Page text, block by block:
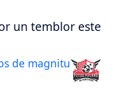
un temblor este